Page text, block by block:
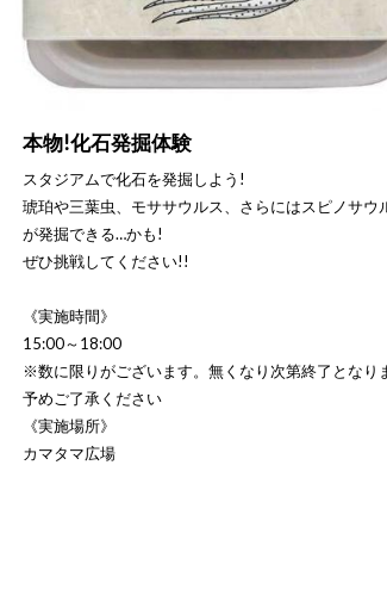
本物!化石発掘体験
スタジアムで化石を発掘しよう!
琥珀や三葉虫、モササウルス、さらにはスピノサウ
が発掘できる…かも!
ぜひ挑戦してください!!
《実施時間》
15:00～18:00
※数に限りがございます。無くなり次第終了となり
予めご了承ください
《実施場所》
カマタマ広場